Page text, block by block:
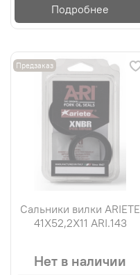
Подробнее
Предзаказ
Сальники вилки ARIETE
41X52,2X11 ARI.143
Нет в наличии